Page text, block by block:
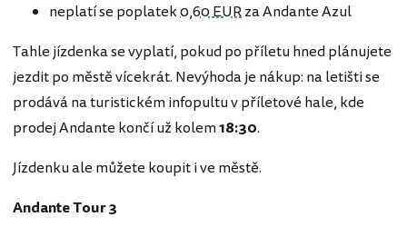
neplatí se poplatek0,60 EURza Andante Azul
Tahle jízdenka se vyplatí, pokud po příletu hned plánujete
jezdit po městě vícekrát. Nevýhoda je nákup: na letišti se
prodává na turistickém infopultu v příletové hale, kde
prodej Andante končí už kolem18:30.
Jízdenku ale můžete koupit i ve městě.
Andante Tour 3